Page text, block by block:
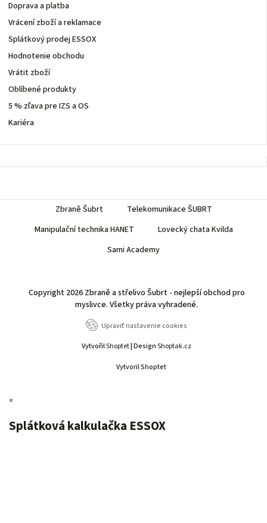
Doprava a platba
Vrácení zboží a reklamace
Splátkový prodej ESSOX
Hodnotenie obchodu
Vrátit zboží
Oblíbené produkty
5 % zľava pre IZS a OS
Kariéra
Zbraně Šubrt
Telekomunikace ŠUBRT
Manipulační technika HANET
Lovecký chata Kvilda
Sami Academy
Vytvoril Shoptet
Copyright 2026 Zbraně a střelivo Šubrt - nejlepší obchod pro
myslivce. Všetky práva vyhradené.
Upraviť nastavenie cookies
VytvořilShoptet| DesignShoptak.cz
×
Splátková kalkulačka ESSOX